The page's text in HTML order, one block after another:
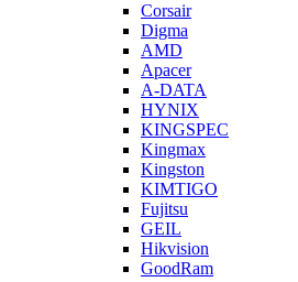
Corsair
Digma
AMD
Apacer
A-DATA
HYNIX
KINGSPEC
Kingmax
Kingston
KIMTIGO
Fujitsu
GEIL
Hikvision
GoodRam